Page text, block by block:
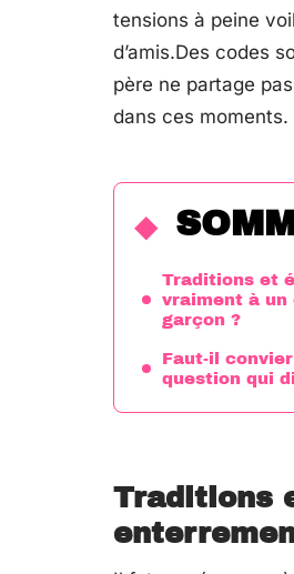
tensions à peine
d’amis.Des codes
père ne partage
dans ces moments.
Traditions et
vraiment à un
garçon ?
Faut-il convier
question qui
Traditions